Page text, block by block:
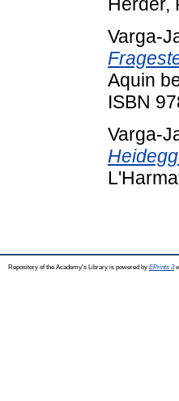
Varga-
Aquin
ISBN
Varga-
Repository of the Academy's Library is powered by EPrints 3